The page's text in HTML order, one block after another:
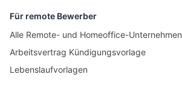
Für remote Bewerber
Alle Remote- und Homeoffice-Unternehmen
Arbeitsvertrag Kündigungsvorlage
Lebenslaufvorlagen